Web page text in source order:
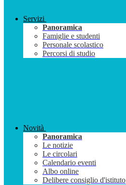
Servizi
Panoramica
Famiglie e studenti
Personale scolastico
Percorsi di studio
Novità
Panoramica
Le notizie
Le circolari
Calendario eventi
Albo online
Delibere consiglio d'istituto